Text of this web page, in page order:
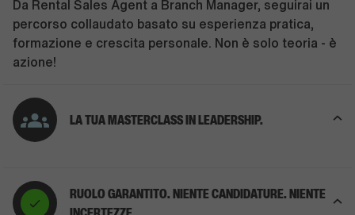
Da Rental Sales Agent a Branch Manager, seguirai un
percorso collaudato basato su esperienza pratica,
formazione e crescita personale. Non è solo teoria - è
azione!
LA TUA MASTERCLASS IN LEADERSHIP.
RUOLO GARANTITO. NIENTE CANDIDATURE. NIENTE